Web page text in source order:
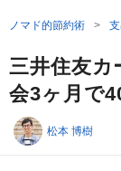
ノマド的節約術
三井住友カ
会3ヶ月で
松本 博樹